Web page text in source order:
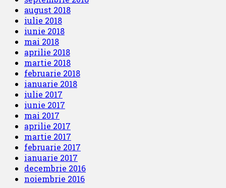
august 2018
iulie 2018
iunie 2018
mai 2018
aprilie 2018
martie 2018
februarie 2018
ianuarie 2018
iulie 2017
iunie 2017
mai 2017
aprilie 2017
martie 2017
februarie 2017
ianuarie 2017
decembrie 2016
noiembrie 2016